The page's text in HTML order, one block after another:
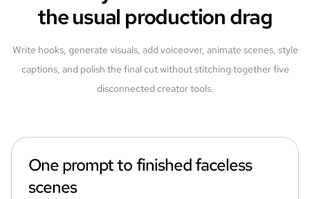
the usual production drag
Write hooks, generate visuals, add voiceover, animate scenes, style
captions, and polish the final cut without stitching together five
disconnected creator tools.
One prompt to finished faceless
scenes